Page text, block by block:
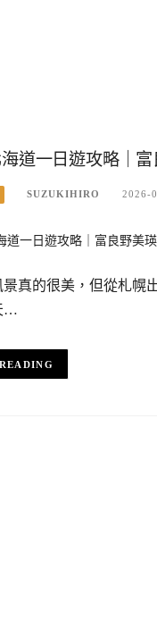
道一日遊攻略｜
SUZUKIHIRO 2026-
景真的很美，但從札幌
…